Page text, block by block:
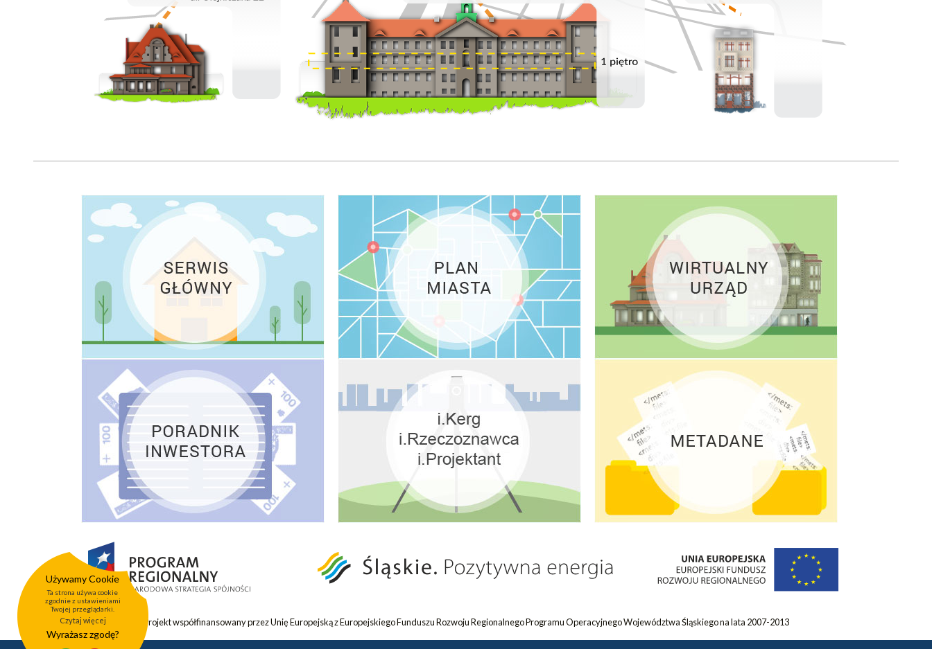
Projekt współfinansowany przez Unię Europejską z Europejskiego Funduszu Rozwoju Regionalnego Programu Operacyjnego Województwa Śląskiego na lata 2007-2013
Używamy Cookie
Ta strona używa cookie
zgodnie z ustawieniami
Twojej przeglądarki.
Czytaj więcej
Wyrażasz zgodę?